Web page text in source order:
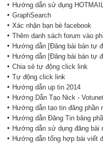
• Hướng dẫn sử dụng
• GraphSearch
• Xác nhận bạn bè facebook
• Thêm danh sách forum vào
• Hướng dẫn [Đăng bài bán tự
• Hướng dẫn [Đăng bài bán tự
• Chia sẻ tự động click link
• Tự động click link
• Hướng dẫn up tin 2014
• Hướng Dẫn Tạo Nick -
• Hướng dẫn tạo tin đăng phần
• Hướng dẫn Đăng Tin băng
• Hướng dẫn sử dụng đăng bài
• Hướng dẫn tổng hợp bài viết